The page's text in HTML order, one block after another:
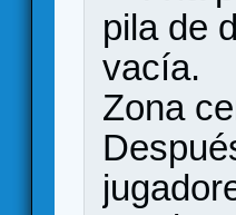
pila de
vacía.
Zona